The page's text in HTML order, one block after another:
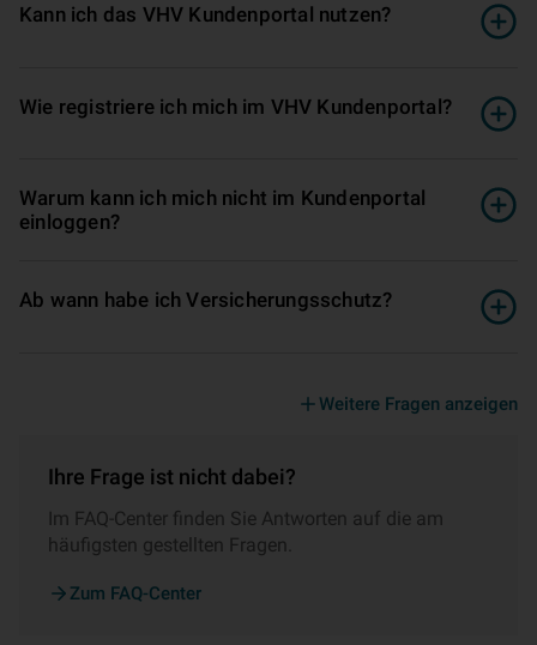
Kann ich das VHV Kundenportal nutzen?
Wie registriere ich mich im VHV Kundenportal?
Warum kann ich mich nicht im Kundenportal
einloggen?
Ab wann habe ich Versicherungsschutz?
Weitere Fragen anzeigen
Ihre Frage ist nicht dabei?
Im FAQ-Center finden Sie Antworten auf die am
häufigsten gestellten Fragen.
Zum FAQ-Center